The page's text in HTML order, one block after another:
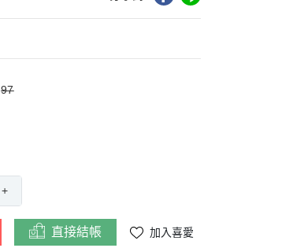
97
+
直接結帳 加入喜愛